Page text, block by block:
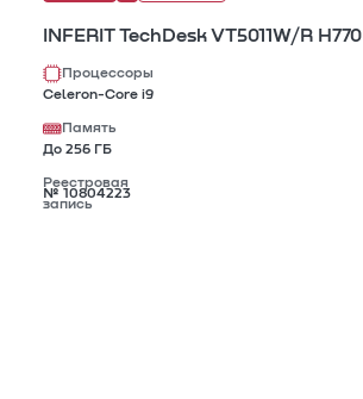
INFERIT TechDesk VT5011W/R H770
Процессоры
Celeron-Core i9
Память
До 256 ГБ
Реестровая
запись
№ 10804223